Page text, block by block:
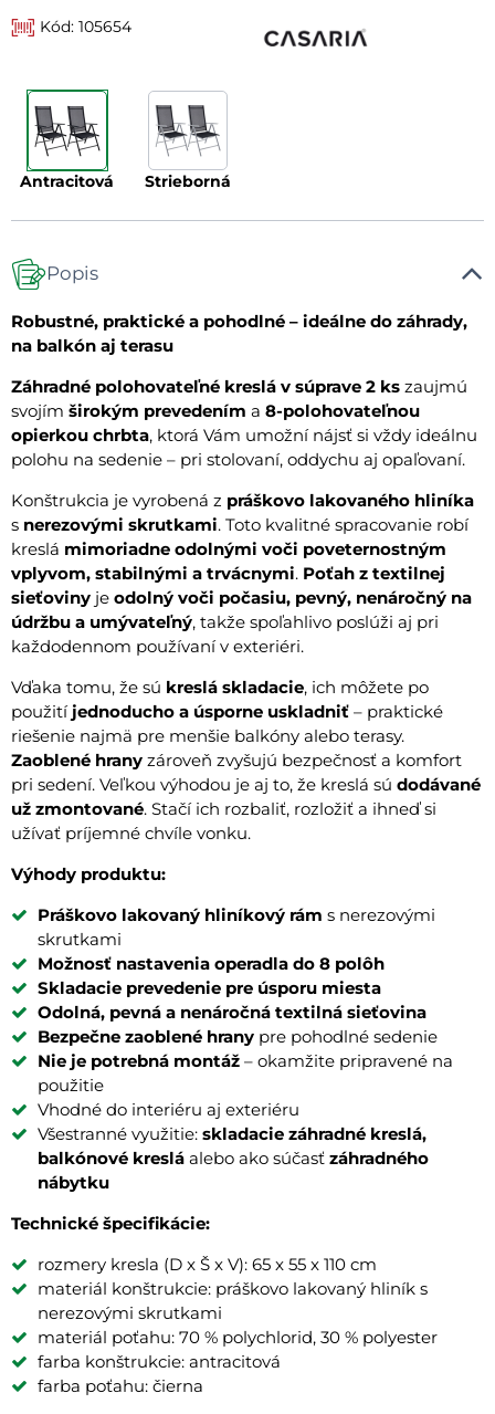
Kód: 105654
antracitová strieborná
Popis
Robustné, praktické a pohodlné – ideálne do záhrady,
na balkón aj terasu
Záhradné polohovateľné kreslá v súprave 2 ks zaujmú
svojím širokým prevedením a 8-polohovateľnou
opierkou chrbta, ktorá Vám umožní nájsť si vždy ideálnu
polohu na sedenie – pri stolovaní, oddychu aj opaľovaní.
Konštrukcia je vyrobená z práškovo lakovaného hliníka
s nerezovými skrutkami. Toto kvalitné spracovanie robí
kreslá mimoriadne odolnými voči poveternostným
vplyvom, stabilnými a trvácnymi. Poťah z textilnej
sieťoviny je odolný voči počasiu, pevný, nenáročný na
údržbu a umývateľný, takže spoľahlivo poslúži aj pri
každodennom používaní v exteriéri.
Vďaka tomu, že sú kreslá skladacie, ich môžete po
použití jednoducho a úsporne uskladniť – praktické
riešenie najmä pre menšie balkóny alebo terasy.
Zaoblené hrany zároveň zvyšujú bezpečnosť a komfort
pri sedení. Veľkou výhodou je aj to, že kreslá sú dodávané
už zmontované. Stačí ich rozbaliť, rozložiť a ihneď si
užívať príjemné chvíle vonku.
Výhody produktu:
Práškovo lakovaný hliníkový rám s nerezovými
skrutkami
Možnosť nastavenia operadla do 8 polôh
Skladacie prevedenie pre úsporu miesta
Odolná, pevná a nenáročná textilná sieťovina
Bezpečne zaoblené hrany pre pohodlné sedenie
Nie je potrebná montáž – okamžite pripravené na
použitie
Vhodné do interiéru aj exteriéru
Všestranné využitie: skladacie záhradné kreslá,
balkónové kreslá alebo ako súčasť záhradného
nábytku
Technické špecifikácie:
rozmery kresla (D x Š x V): 65 x 55 x 110 cm
materiál konštrukcie: práškovo lakovaný hliník s
nerezovými skrutkami
materiál poťahu: 70 % polychlorid, 30 % polyester
farba konštrukcie: antracitová
farba poťahu: čierna